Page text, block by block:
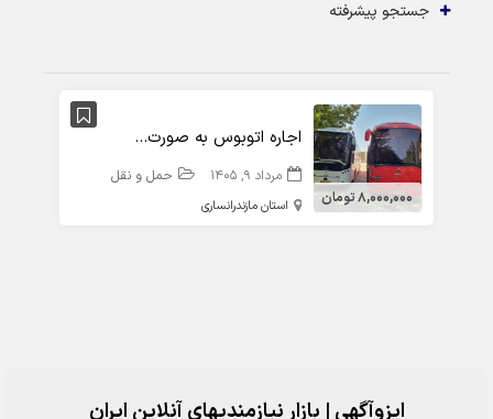
جستجو پیشرفته
8,000,000 تومان
اجاره اتوبوس به صورت دربستی و در اختیار
مرداد 9, 1405 حمل و نقل
استان مازندرانساری
ایزوآگهی | بازار نیازمندیهای آنلاین ایران